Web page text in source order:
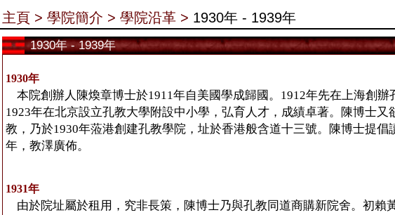
主頁 > 學院簡介 > 學院沿革 > 1930年 - 1939年
1930年 - 1939年
1930年
本院創辦人陳煥章博士於1911年自美國學成歸國。1912年先在上海創辦
1923年在北京設立孔教大學附設中小學，弘育人才，成績卓著。陳博士又
教，乃於1930年蒞港創建孔教學院，址於香港般含道十三號。陳博士提倡
年，教澤廣佈。
1931年
由於院址屬於租用，究非長策，陳博士乃與孔教同道商購新院舍。初賴